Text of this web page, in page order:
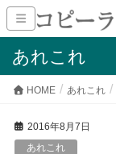
あれこれ
HOME あれこれ
2016年8月7日
あれこれ